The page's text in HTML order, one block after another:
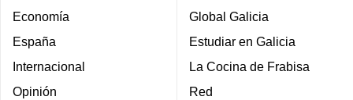
Economía
España
Internacional
Opinión
Global Galicia
Estudiar en Galicia
La Cocina de Frabisa
Red